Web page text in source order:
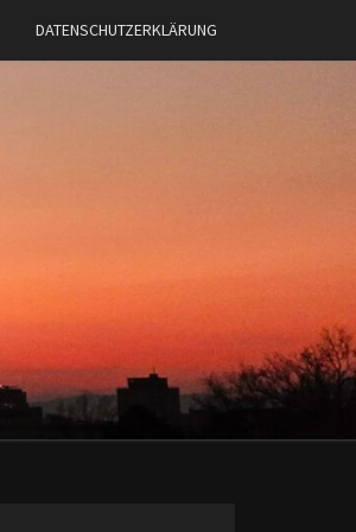
DATENSCHUTZERKLÄRUNG